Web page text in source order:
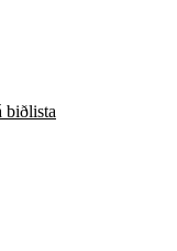
biðlista